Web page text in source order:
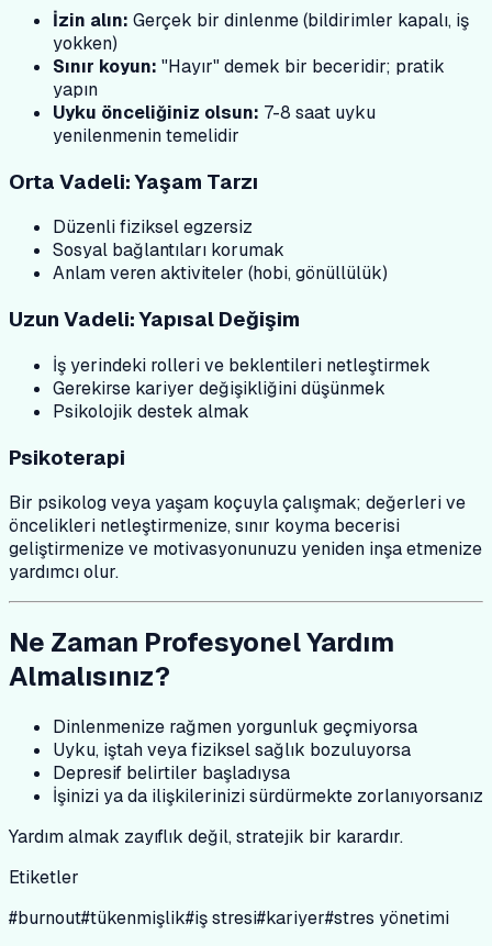
İzin alın: Gerçek bir dinlenme (bildirimler kapalı, iş
yokken)
Sınır koyun: "Hayır" demek bir beceridir; pratik
yapın
Uyku önceliğiniz olsun: 7-8 saat uyku
yenilenmenin temelidir
Orta Vadeli: Yaşam Tarzı
Düzenli fiziksel egzersiz
Sosyal bağlantıları korumak
Anlam veren aktiviteler (hobi, gönüllülük)
Uzun Vadeli: Yapısal Değişim
İş yerindeki rolleri ve beklentileri netleştirmek
Gerekirse kariyer değişikliğini düşünmek
Psikolojik destek almak
Psikoterapi
Bir psikolog veya yaşam koçuyla çalışmak; değerleri ve
öncelikleri netleştirmenize, sınır koyma becerisi
geliştirmenize ve motivasyonunuzu yeniden inşa etmenize
yardımcı olur.
Ne Zaman Profesyonel Yardım
Almalısınız?
Dinlenmenize rağmen yorgunluk geçmiyorsa
Uyku, iştah veya fiziksel sağlık bozuluyorsa
Depresif belirtiler başladıysa
İşinizi ya da ilişkilerinizi sürdürmekte zorlanıyorsanız
Yardım almak zayıflık değil, stratejik bir karardır.
Etiketler
#burnout#tükenmişlik#iş stresi#kariyer#stres yönetimi